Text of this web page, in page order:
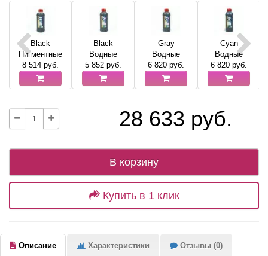
Black
Пигментные
8 514 руб.
Black
Водные
5 852 руб.
Gray
Водные
6 820 руб.
Cyan
Водные
6 820 руб.
28 633 руб.
В корзину
Купить в 1 клик
Описание Характеристики Отзывы (0)